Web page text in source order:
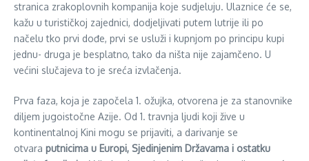
stranica zrakoplovnih kompanija koje sudjeluju. Ulaznice će se,
kažu u turističkoj zajednici, dodjeljivati putem lutrije ili po
načelu tko prvi dođe, prvi se usluži i kupnjom po principu kupi
jednu- druga je besplatno, tako da ništa nije zajamčeno. U
većini slučajeva to je sreća izvlačenja.
Prva faza, koja je započela 1. ožujka, otvorena je za stanovnike
diljem jugoistočne Azije. Od 1. travnja ljudi koji žive u
kontinentalnoj Kini mogu se prijaviti, a darivanje se
otvara putnicima u Europi, Sjedinjenim Državama i ostatku